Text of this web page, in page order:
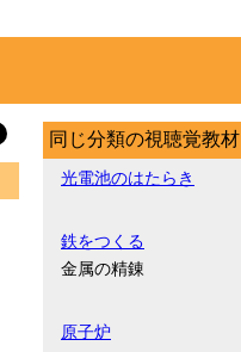
同じ分類の視聴覚教材
光電池のはたらき
鉄をつくる
金属の精錬
原子炉